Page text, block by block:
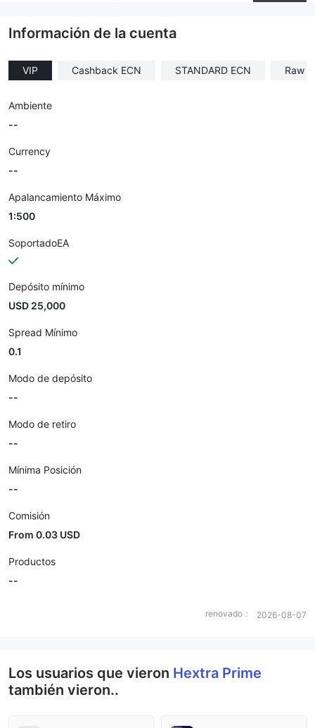
Información de la cuenta
VIP Cashback ECN STANDARD ECN Raw
Ambiente
--
Currency
--
Apalancamiento Máximo
1:500
SoportadoEA
Depósito mínimo
USD 25,000
Spread Mínimo
0.1
Modo de depósito
--
Modo de retiro
--
Mínima Posición
--
Comisión
From 0.03 USD
Productos
--
renovado： 2026-08-07
Los usuarios que vieron Hextra Prime
también vieron..